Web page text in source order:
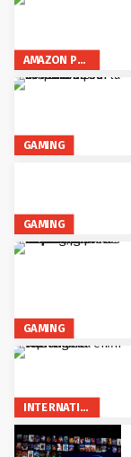
AMAZON PRIME VIDEO
GAMING
GAMING
GAMING
INTERNATIONAL